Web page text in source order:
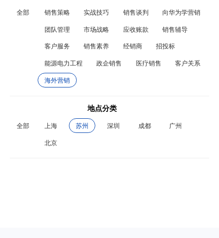
全部 销售策略 实战技巧 销售谈判 向华为学营销
团队管理 市场战略 应收账款 销售辅导
客户服务 销售素养 经销商 招投标
能源电力工程 政企销售 医疗销售 客户关系
海外营销
地点分类
全部 上海 苏州 深圳 成都 广州
北京